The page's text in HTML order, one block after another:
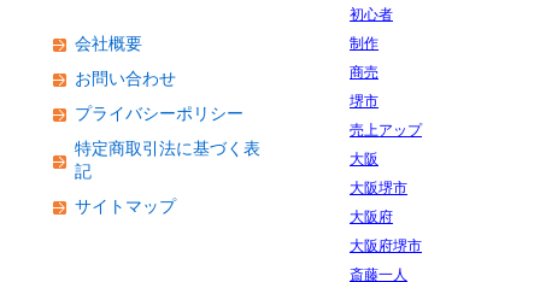
初心者
制作
商売
堺市
売上アップ
大阪
大阪堺市
大阪府
大阪府堺市
斎藤一人
会社概要
お問い合わせ
プライバシーポリシー
特定商取引法に基づく表
記
サイトマップ